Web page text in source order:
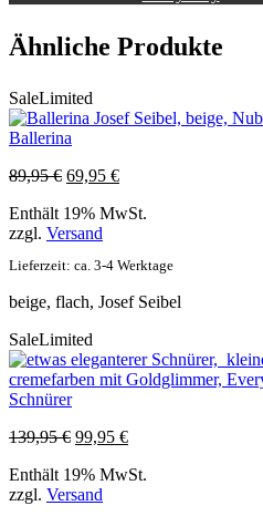
Ähnliche Produkte
SaleLimited
Ballerina
89,95€ Ursprünglicher
war:
89,95 €
69,95 €Aktueller
ist:
Enthält 19% MwSt.
zzgl. Versand
Lieferzeit: ca. 3-4 Werktage
beige, flach, Josef Seibel
SaleLimited
Schnürer
139,95€ Ursprünglicher
war:
139,95 €
99,95 €Aktueller
ist:
Enthält 19% MwSt.
zzgl. Versand